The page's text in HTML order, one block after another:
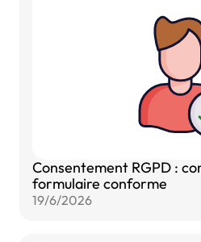
Consentement RGPD :
formulaire conforme
19/6/2026